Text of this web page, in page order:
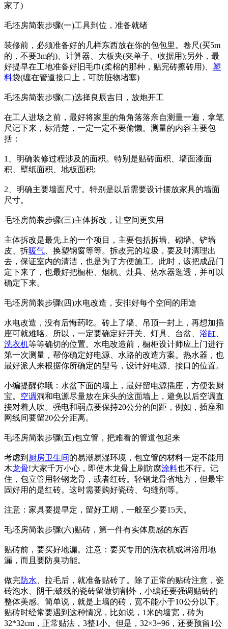
家了)
毛坯房简装步骤(一)工具到位，准备就绪
装修前，必须准备好的几样东西放在你的包包里。卷尺(买5m
的，不要3m的)、计算器、大板夹(夹单子、收据用);另外，最
好提早在工地准备好旧毛巾(柔棉的那种，贴完砖擦砖用)、 塑
料袋(缠在管道接口上，可防脏物堵塞)
毛坯房简装步骤(二)选择良辰吉日，放炮开工
在工人进场之前，最好将家里的角角落落亲自测量一遍，拿笔
尺记下来，标清楚，一定一定不要偷懒。测量的内容主要包
括：
1、明确装修过程涉及的面积。特别是贴砖面积、墙面漆面
积、壁纸面积、地板面积;
2、明确主要墙面尺寸。特别是以后需要设计摆放家具的墙面
尺寸。
毛坯房简装步骤(三)主体拆改，让空间更实用
主体拆改是最先上的一个项目，主要包括拆墙、砌墙、铲墙
皮、拆暖气 、换塑钢窗等等。拆改完的垃圾，要及时清理出
去，保证室内的清洁，也是为了方便施工。此时，该把成品门
定下来了，也最好把橱柜、烟机、灶具、热水器逛透，并可以
确定下来。
毛坯房简装步骤(四)水电改造，安排好每个空间的用途
水电改造，没有后悔药吃。砖上了墙、吊顶一封上，再想加插
座可就难咯。所以，一定要确定好开关、灯具、台盆、 浴缸
洗衣机等等确切的位置。水电改造前，橱柜设计师应上门进行
第一次测量，帮你确定好电源、水路的改造方案。热水器，也
最好派人来根据你所确定的型号，设计好电源、接口的位置。
小编提醒你哦：水盆下面的墙上，最好留电源插座，方便装厨
宝。 空调洞和电源尽量放在床头的这面墙上，避免以后空调直
接对着人吹。强电和弱点要保持20公分的间距，例如，插座和
网线间要留20公分距离。
毛坯房简装步骤(五)包立管，把难看的管道包起来
考虑到 厨房卫生间的易潮易湿环境，包立管的材料一定不能用
木龙骨!大家千万小心，即使木龙骨上刷防腐涂料也不行。记
住，包立管用轻钢龙骨，或者红砖。轻钢龙骨省地方，但最牢
固好用的是红砖。这时需要购好瓷砖、勾缝剂等。
注意：家具要提早定，留好工期，一般至少要15天。
毛坯房简装步骤(六)贴砖，第一件有实体质感的东西
贴砖前，要买好地漏。注意：要买专用的洗衣机或淋浴用地
漏，而且要防臭功能。
做完防水 、拉毛后，就准备贴砖了。除了正常的贴砖注意，瓷
砖泡水、阴干;破残的瓷砖留做切割外，小编还要强调贴砖的
整体美感。简单说，就是上墙的砖，宽不能小于10公分以下。
贴砖时经常要遇到这种情况，比如说，1米的墙宽，砖为
32*32cm，正常贴法，3整1小。但是，32×3=96，还要预留1公